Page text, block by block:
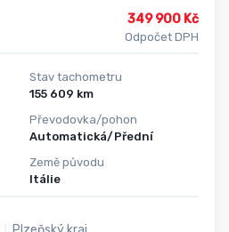
349 900 Kč
Odpočet DPH
Stav tachometru
155 609 km
Převodovka/pohon
Automatická/Přední
Země původu
Itálie